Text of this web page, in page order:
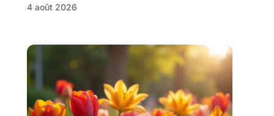
4 août 2026